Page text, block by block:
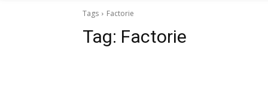
Tags Factorie
Tag: Factorie